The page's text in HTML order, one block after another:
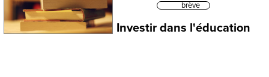
brève
Investir dans l'éducation